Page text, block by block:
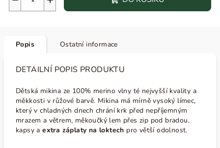
Popis Ostatní informace
DETAILNÍ POPIS PRODUKTU
Dětská mikina ze 100% merino vlny té nejvyšší kvality a
měkkosti v růžové barvě. Mikina má mírně vysoký límec,
který v chladných dnech chrání krk před nepříjemným
mrazem a větrem, měkoučký lem přes zip pod bradou,
kapsy a extra záplaty na loktech pro větší odolnost.